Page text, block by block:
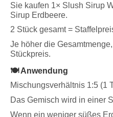
Sie kaufen 1× Slush Sirup
Sirup Erdbeere.
2 Stück gesamt =
Je höher die
Stückpreis.
🍽️ Anwendung
Mischungsverhältnis 1:5 (1
Das Gemisch wird in einer
Wenn ein weniger süßes